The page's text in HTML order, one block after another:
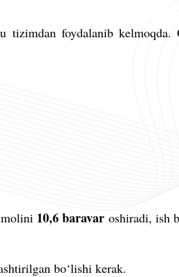
tizimdan foydalanib kelmoqda.
10,6 baravar oshiradi, ish
bo‘lishi kerak.